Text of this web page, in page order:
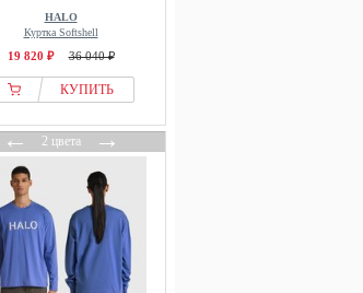
HALO
Куртка Softshell
19 820 ₽ 36 040 ₽
КУПИТЬ
←2 цвета→